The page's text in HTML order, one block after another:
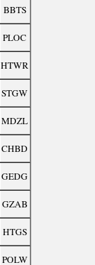
BBTS
PLOC
HTWR
STGW
MDZL
CHBD
GEDG
GZAB
HTGS
POLW